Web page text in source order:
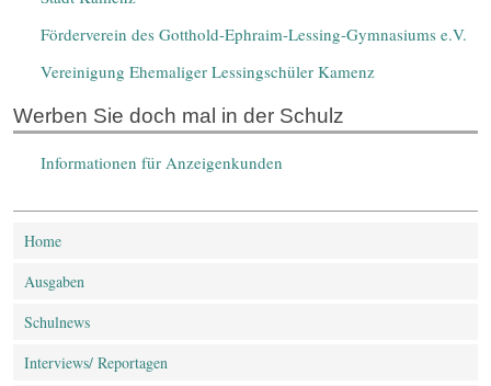
Förderverein des Gotthold-Ephraim-Lessing-Gymnasiums e.V.
Vereinigung Ehemaliger Lessingschüler Kamenz
Werben Sie doch mal in der Schulz
Informationen für Anzeigenkunden
Home
Ausgaben
Schulnews
Interviews/ Reportagen